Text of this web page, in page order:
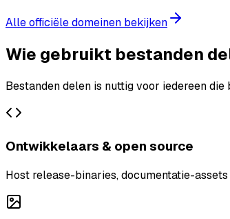
Alle officiële domeinen bekijken
Wie gebruikt bestanden
Bestanden delen is nuttig voor iedereen
Ontwikkelaars & open source
Host release-binaries, documentatie-